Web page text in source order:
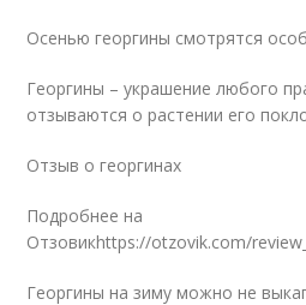
Осенью георгины смотрятся
Георгины – украшение любого
отзываются о растении его
Отзыв о георгинах
Подробнее на
Отзовикhttps://otzovik.com/
Георгины на зиму можно не